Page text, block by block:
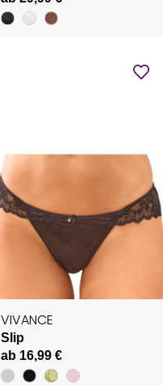
VIVANCE
Slip
ab 16,99 €